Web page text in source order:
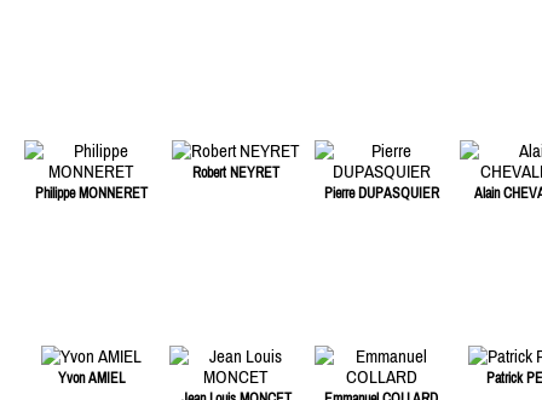
Philippe MONNERET
Robert NEYRET
Pierre DUPASQUIER
Alain
Yvon AMIEL
Patrick